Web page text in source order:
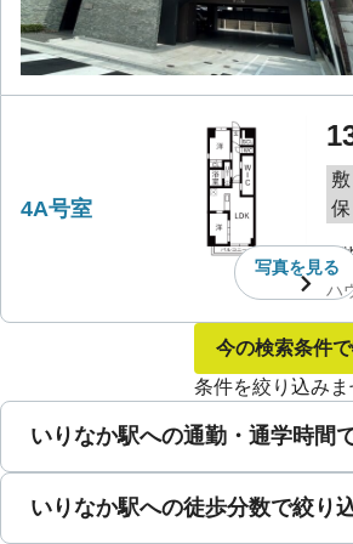
4A号室
写真を見る
敷
保
4
ハ
今の検索条件
条件を絞り込みま
いりなか駅への通勤・通学時間
いりなか駅への徒歩分数で絞り